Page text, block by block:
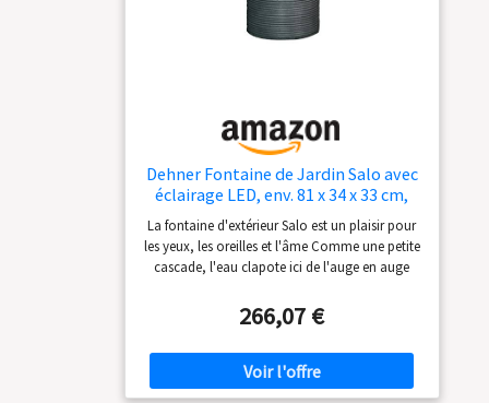
Dehner Fontaine de Jardin Salo avec
éclairage LED, env. 81 x 34 x 33 cm,
polyrésine, Gris
La fontaine d'extérieur Salo est un plaisir pour
les yeux, les oreilles et l'âme Comme une petite
cascade, l'eau clapote ici de l'auge en auge
avec 4 LED En polyrésine résistante aux
intempéries et aux UV, pompe et
transformateur inclus Couleur de la lumière :
blanc chaud, poids : 7 kg, volume : 18 litres,
puissance : 5 W
266,07 €